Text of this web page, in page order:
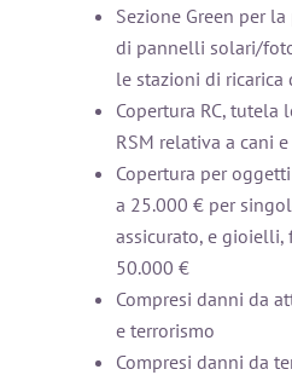
Sezione Green per
di pannelli solari/
le stazioni di ricarica
Copertura RC, tutela
RSM relativa a cani
Copertura per oggetti
a 25.000 € per
assicurato, e gioielli,
50.000 €
Compresi danni da
e terrorismo
Compresi danni da